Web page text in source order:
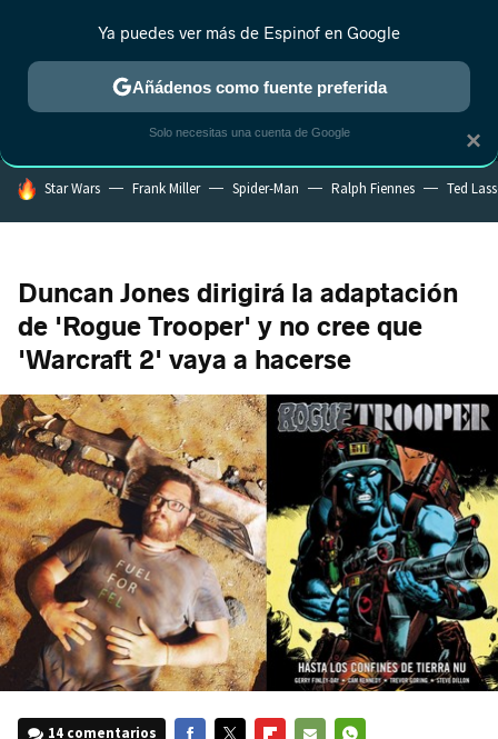
MENÚ NUEVO
ESTRENOS REALITY ANIME RANKINGS CINE
HOY SE HABLA DE
Star Wars Frank Miller Spider-Man Ralph Fiennes Ted
Duncan Jones dirigirá la adaptación
de 'Rogue Trooper' y no cree que
'Warcraft 2' vaya a hacerse
14 comentarios
×
Ya puedes ver más de Espinof en Google
Añádenos como fuente preferida
Solo necesitas una cuenta de Google